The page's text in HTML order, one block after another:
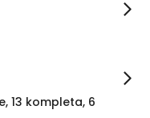
13 kompleta, 6